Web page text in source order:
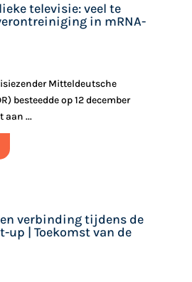
televisie: veel te
in mRNA-
Mitteldeutsche
besteedde op 12 december
aan ...
verbinding tijdens de
up | Toekomst van de